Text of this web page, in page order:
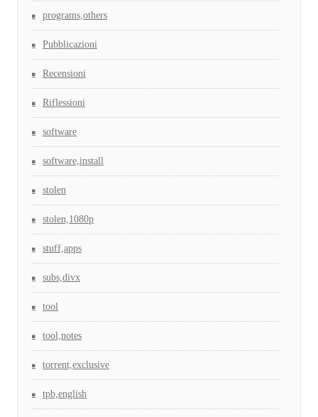
programs,others
Pubblicazioni
Recensioni
Riflessioni
software
software,install
stolen
stolen,1080p
stuff,apps
subs,divx
tool
tool,notes
torrent,exclusive
tpb,english